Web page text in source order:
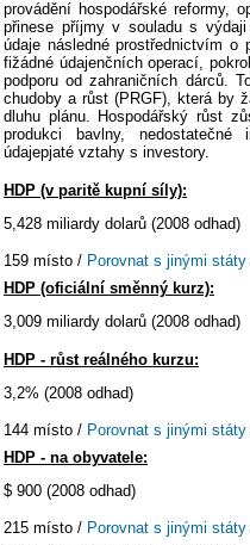
provádění hospodářské reformy,
přinese příjmy v souladu s
údaje následné prostřednictvím
fižádné údajenčních operací,
podporu od zahraničních dárců.
chudoby a růst (PRGF), která by
dluhu plánu. Hospodářský růst
produkci bavlny,
údajepjaté vztahy s investory.
HDP (v paritě kupní síly):
5,428 miliardy dolarů (2008 odhad)
159 místo / Porovnat s jinými státy
HDP (oficiální směnný kurz):
3,009 miliardy dolarů (2008 odhad)
HDP - růst reálného kurzu:
3,2% (2008 odhad)
144 místo / Porovnat s jinými státy
HDP - na obyvatele:
$ 900 (2008 odhad)
215 místo / Porovnat s jinými státy